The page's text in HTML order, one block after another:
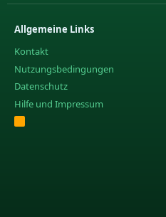
Allgemeine Links
Kontakt
Nutzungsbedingungen
Datenschutz
Hilfe und Impressum
R